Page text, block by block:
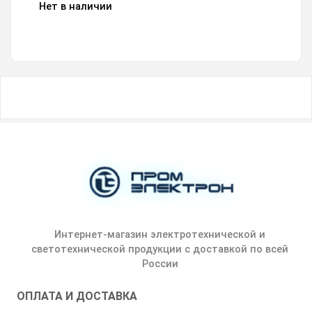
Нет в наличии
Интернет-магазин электротехнической и
светотехнической продукции с доставкой по всей
России
ОПЛАТА И ДОСТАВКА